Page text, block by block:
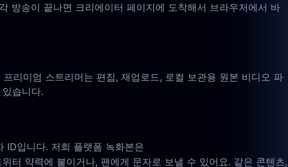
방송이 끝나면 크리에이터 페이지에 도착해서 브라우저에서 바
리미엄 스트리머는 편집, 재업로드, 로컬 보관용 원본 비디오 파
습니다.
입니다. 저희 플랫폼 녹화본은
터 약력에 붙이거나, 팬에게 문자로 보낼 수 있어요. 같은 콘텐츠,